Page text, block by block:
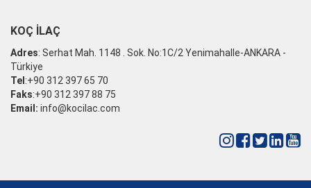
KOÇ İLAÇ
Adres: Serhat Mah. 1148 . Sok. No:1C/2 Yenimahalle-ANKARA -
Türkiye
Tel :+90 312 397 65 70
Faks:+90 312 397 88 75
Email: info@kocilac.com